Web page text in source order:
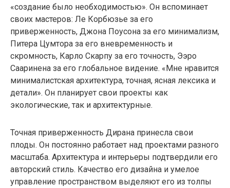
«создание было необходимостью». Он вспоминает
своих мастеров: Ле Корбюзье за ​​его
приверженность, Джона Поусона за его минимализм,
Питера Цумтора за его вневременность и
скромность, Карло Скарпу за его точность, Ээро
Сааринена за его глобальное видение. «Мне нравится
минималистская архитектура, точная, ясная лексика и
детали». Он планирует свои проекты как
экологические, так и архитектурные.
Точная приверженность Дирана принесла свои
плоды. Он постоянно работает над проектами разного
масштаба. Архитектура и интерьеры подтвердили его
авторский стиль. Качество его дизайна и умелое
управление пространством выделяют его из толпы